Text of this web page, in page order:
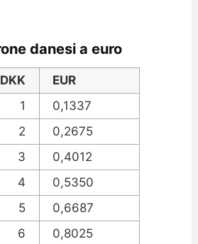
danesi a euro
DKK
EUR
1
0,1337
2
0,2675
3
0,4012
4
0,5350
5
0,6687
6
0,8025